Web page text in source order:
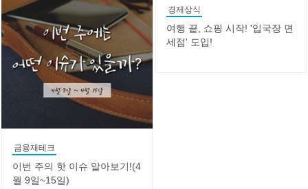
금융재테크
이번 주의 핫 이슈 알아보기!(4
월 9일~15일)
경제상식
여행 끝, 쇼핑 시작! '입국장 면
세점' 도입!